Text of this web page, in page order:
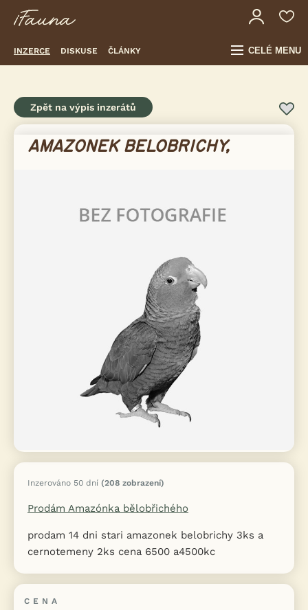
INZERCE DISKUSE ČLÁNKY CELÉ MENU
Zpět na výpis inzerátů
Inzerováno 50 dní (208 zobrazení)
Prodám Amazónka bělobřichého
prodam 14 dni stari amazonek belobrichy 3ks a
cernotemeny 2ks cena 6500 a4500kc
CENA
AMAZONEK BELOBRICHY,